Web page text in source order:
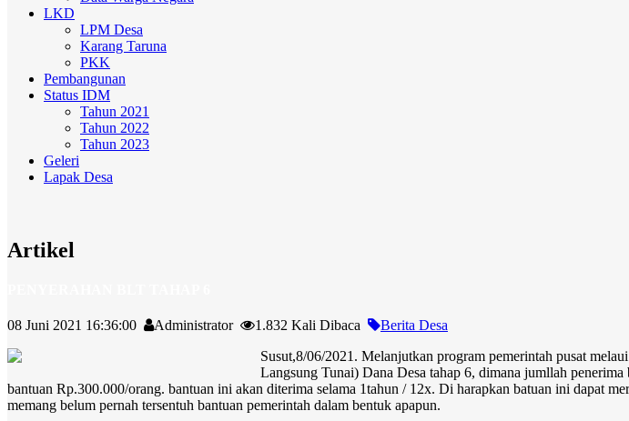
LKD
LPM Desa
Karang Taruna
PKK
Pembangunan
Status IDM
Tahun 2021
Tahun 2022
Tahun 2023
Geleri
Lapak Desa
Artikel
08 Juni 2021 16:36:00 Administrator 1.832 Kali Dibaca
Berita Desa
Susut,8/06/2021. Melanjutkan program pemerintah pusat
Langsung Tunai) Dana Desa tahap 6, dimana jumllah
bantuan Rp.300.000/orang. bantuan ini akan diterima selama 1tahun / 12x. Di harapkan batuan ini dapat
memang belum pernah tersentuh bantuan pemerintah dalam bentuk apapun.